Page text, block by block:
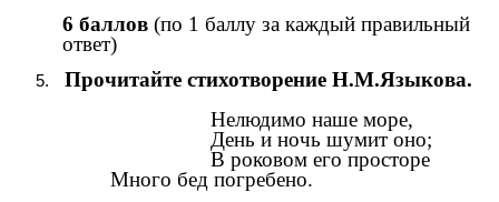
6 баллов (по 1 баллу за каждый правильный
ответ)
Прочитайте стихотворение Н.М.Языкова.
Нелюдимо наше море,
День и ночь шумит оно;
В роковом его просторе
Много бед погребено.